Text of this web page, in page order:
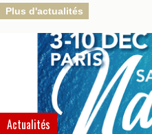
Plus d'actualités
Actualités